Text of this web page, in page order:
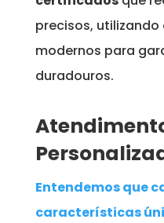
precisos,
modernos para
duradouros.
Entendemos que
características